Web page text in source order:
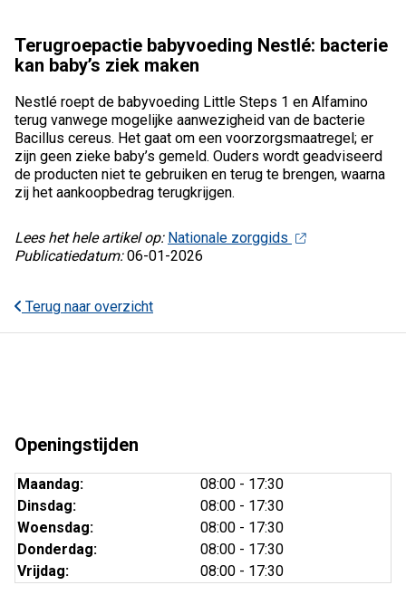
Terugroepactie babyvoeding Nestlé: bacterie
kan baby’s ziek maken
Nestlé roept de babyvoeding Little Steps 1 en Alfamino
terug vanwege mogelijke aanwezigheid van de bacterie
Bacillus cereus. Het gaat om een voorzorgsmaatregel; er
zijn geen zieke baby’s gemeld. Ouders wordt geadviseerd
de producten niet te gebruiken en terug te brengen, waarna
zij het aankoopbedrag terugkrijgen.
Lees het hele artikel op: Nationale zorggids
Publicatiedatum:06-01-2026
Terug naar overzicht
Openingstijden
Maandag:
08:00 - 17:30
Dinsdag:
08:00 - 17:30
Woensdag:
08:00 - 17:30
Donderdag:
08:00 - 17:30
Vrijdag:
08:00 - 17:30